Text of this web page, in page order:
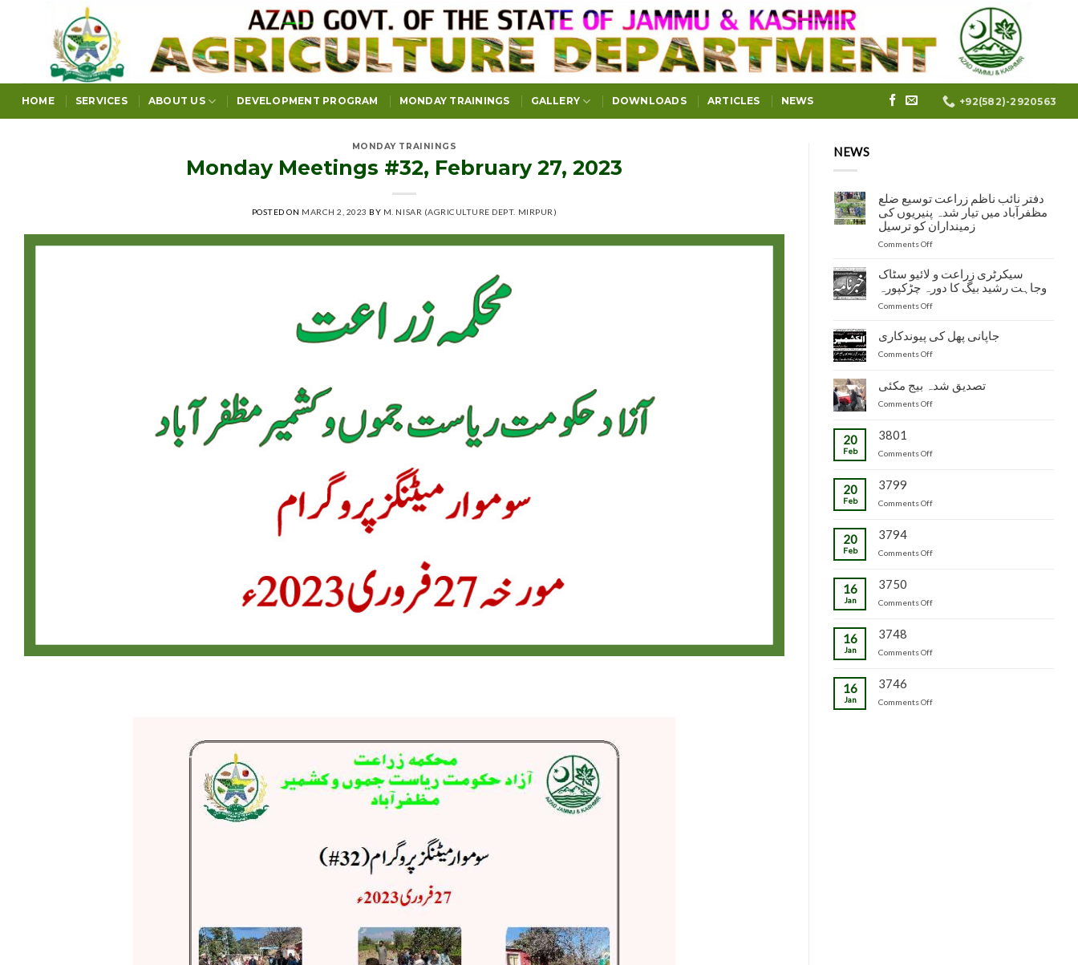
HOME SERVICES ABOUT US DEVELOPMENT PROGRAM MONDAY TRAININGS GALLERY DOWNLOADS ARTICLES NEWS +92(582)-2920563
MONDAY TRAININGS
Monday Meetings #32, February 27, 2023
POSTED ON MARCH 2, 2023 BY M. NISAR (AGRICULTURE DEPT. MIRPUR)
NEWS
دفتر نائب ناظم زراعت توسیع ضلع
مظفرآباد میں تیار شدہ پنیریوں کی
زمینداران کو ترسیل
Comments Offon
ناظم
زراعت
توسیع
مظفرآباد
پنیریوں
سیکرٹری زراعت و لائیو سٹاک
وجاہت رشید بیگ کا دورہ چڑکپورہ
Comments Offon
زراعت
و
لائیو
وجاہت
جاپانی پھل کی پیوندکاری
Comments Offon
کی
پیوندکاری
تصدیق شدہ بیج مکئی
Comments Offon
مکئی
20
Feb
3801
Comments Offon
20
Feb
3799
Comments Offon
20
Feb
3794
Comments Offon
16
Jan
3750
Comments Offon
16
Jan
3748
Comments Offon
16
Jan
3746
Comments Offon